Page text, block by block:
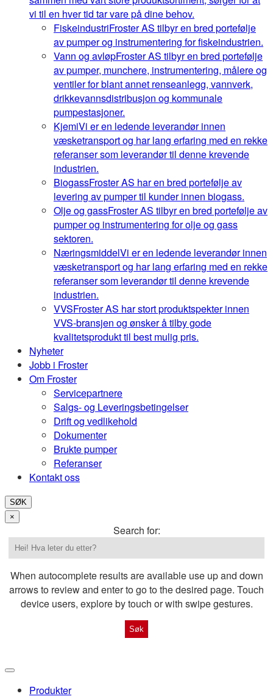
vi til en hver tid tar vare på dine behov.
FiskeindustriFroster AS tilbyr en bred portefølje
av pumper og instrumentering for fiskeindustrien.
Vann og avløpFroster AS tilbyr en bred portefølje
av pumper, munchere, instrumentering, målere og
ventiler for blant annet renseanlegg, vannverk,
drikkevannsdistribusjon og kommunale
pumpestasjoner.
KjemiVi er en ledende leverandør innen
væsketransport og har lang erfaring med en rekke
referanser som leverandør til denne krevende
industrien.
BiogassFroster AS har en bred portefølje av
levering av pumper til kunder innen biogass.
Olje og gassFroster AS tilbyr en bred portefølje av
pumper og instrumentering for olje og gass
sektoren.
NæringsmiddelVi er en ledende leverandør innen
væsketransport og har lang erfaring med en rekke
referanser som leverandør til denne krevende
industrien.
VVSFroster AS har stort produktspekter innen
VVS-bransjen og ønsker å tilby gode
kvalitetsprodukt til best mulig pris.
Nyheter
Jobb i Froster
Om Froster
Servicepartnere
Salgs- og Leveringsbetingelser
Drift og vedlikehold
Dokumenter
Brukte pumper
Referanser
Kontakt oss
SØK
×
Search for:
When autocomplete results are available use up and down
arrows to review and enter to go to the desired page. Touch
device users, explore by touch or with swipe gestures.
Produkter